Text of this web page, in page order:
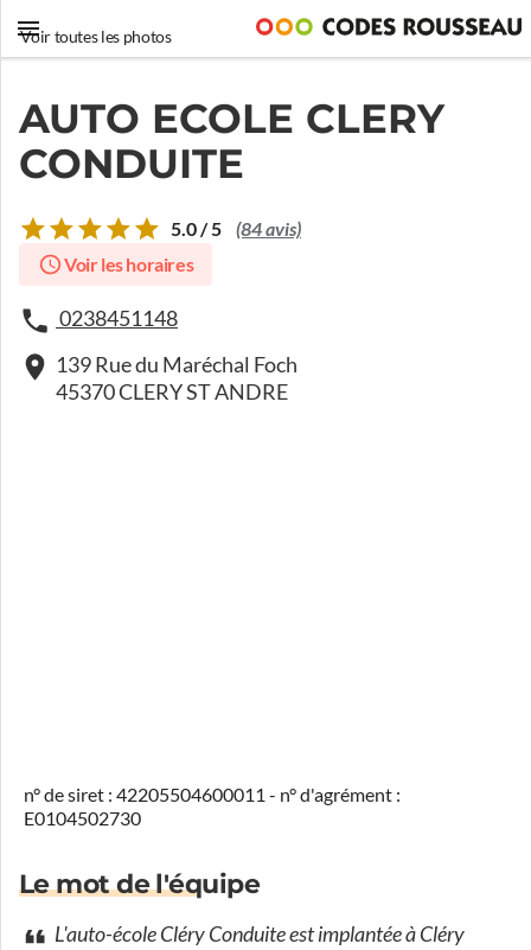
Voir toutes les photos
AUTO ECOLE CLERY
CONDUITE
5.0 / 5 (84 avis)
Voir les horaires
0238451148
139 Rue du Maréchal Foch
45370 CLERY ST ANDRE
n° de siret : 42205504600011 - n° d'agrément :
E0104502730
Le mot de l'équipe
L'auto-école Cléry Conduite est implantée à Cléry